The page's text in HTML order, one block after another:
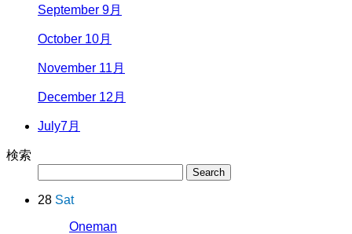
September 9月
October 10月
November 11月
December 12月
July7月
検索
28 Sat
Oneman